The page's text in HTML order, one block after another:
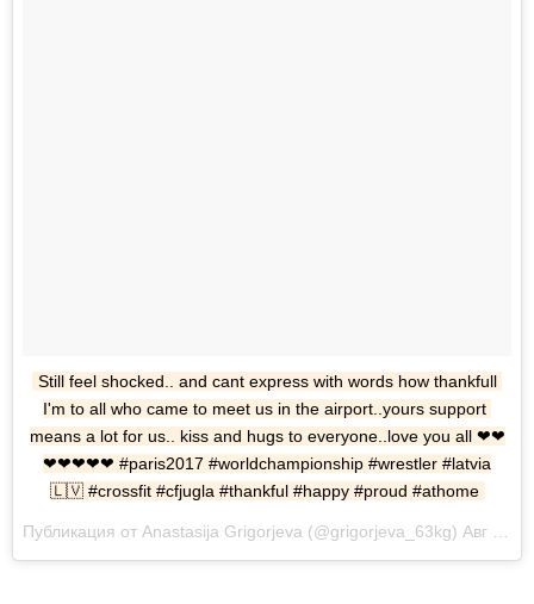
Still feel shocked.. and cant express with words how thankfull
I'm to all who came to meet us in the airport..yours support
means a lot for us.. kiss and hugs to everyone..love you all ❤❤
❤❤❤❤❤ #paris2017 #worldchampionship #wrestler #latvia
🇱🇻 #crossfit #cfjugla #thankful #happy #proud #athome